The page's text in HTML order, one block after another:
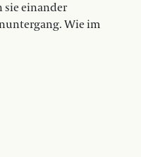
sie einander
Wie im